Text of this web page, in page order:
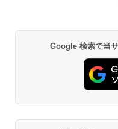
Google 検索で当